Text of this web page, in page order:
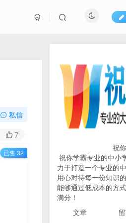
私信
7
已售 32
731人已阅读
初中《中学教材全
TOP1
2026
式定
中全
3个
TOP2
（
祝你学
祝你学霸专业的中小
力于打造一个专业的
用心对待每一份知识
能够通过低成本的方
满分！
文章